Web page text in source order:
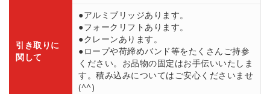
引き取りに
関して
●アルミブリッジあります。
●フォークリフトあります。
●クレーンあります。
●ロープや荷締めバンド等をたくさんご持参
ください。お品物の固定はお手伝いいたしま
す。積み込みについてはご安心くださいませ
(^^)